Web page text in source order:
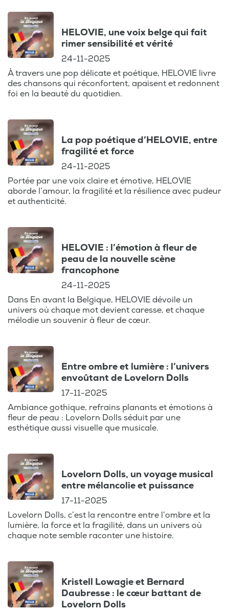
HELOVIE, une voix belge qui fait
rimer sensibilité et vérité
24-11-2025
À travers une pop délicate et poétique, HELOVIE livre
des chansons qui réconfortent, apaisent et redonnent
foi en la beauté du quotidien.
La pop poétique d’HELOVIE, entre
fragilité et force
24-11-2025
Portée par une voix claire et émotive, HELOVIE
aborde l’amour, la fragilité et la résilience avec pudeur
et authenticité.
HELOVIE : l’émotion à fleur de
peau de la nouvelle scène
francophone
24-11-2025
Dans En avant la Belgique, HELOVIE dévoile un
univers où chaque mot devient caresse, et chaque
mélodie un souvenir à fleur de cœur.
Entre ombre et lumière : l’univers
envoûtant de Lovelorn Dolls
17-11-2025
Ambiance gothique, refrains planants et émotions à
fleur de peau : Lovelorn Dolls séduit par une
esthétique aussi visuelle que musicale.
Lovelorn Dolls, un voyage musical
entre mélancolie et puissance
17-11-2025
Lovelorn Dolls, c’est la rencontre entre l’ombre et la
lumière, la force et la fragilité, dans un univers où
chaque note semble raconter une histoire.
Kristell Lowagie et Bernard
Daubresse : le cœur battant de
Lovelorn Dolls